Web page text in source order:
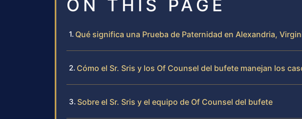
ON THIS PAGE
Qué significa una Prueba de Paternidad en Alexandria,
Cómo el Sr. Sris y los Of Counsel del bufete manejan los
Sobre el Sr. Sris y el equipo de Of Counsel del bufete